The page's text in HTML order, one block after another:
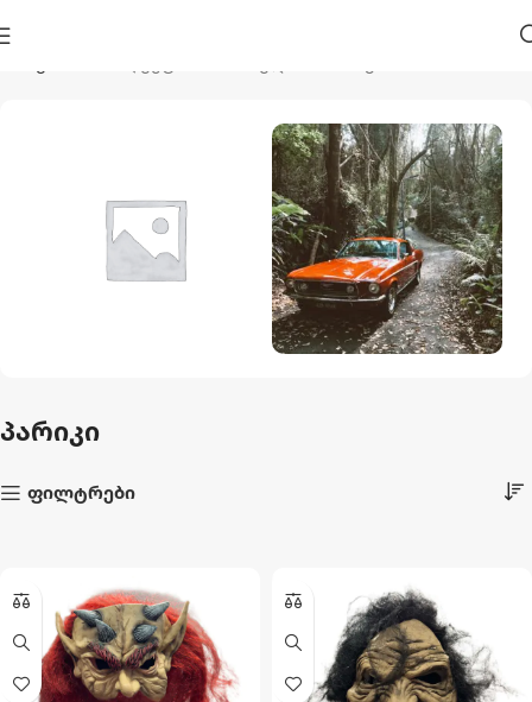
44 პროდუქტი
პარიკი
ფილტრები